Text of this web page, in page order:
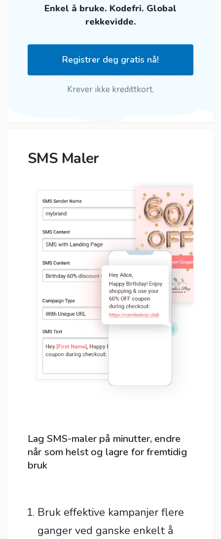
Enkel å bruke. Kodefri. Global
rekkevidde.
Registrer deg gratis nå!
Krever ikke kredittkort.
SMS Maler
Lag SMS-maler på minutter, endre
når som helst og lagre for fremtidig
bruk
Bruk effektive kampanjer flere
ganger ved ganske enkelt å